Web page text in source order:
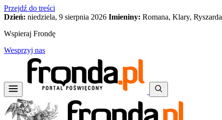
Przejdź do treści
Dzień: niedziela, 9 sierpnia 2026 Imieniny: Romana, Klary, Ryszarda
Wspieraj Frondę
Wesprzyj nas